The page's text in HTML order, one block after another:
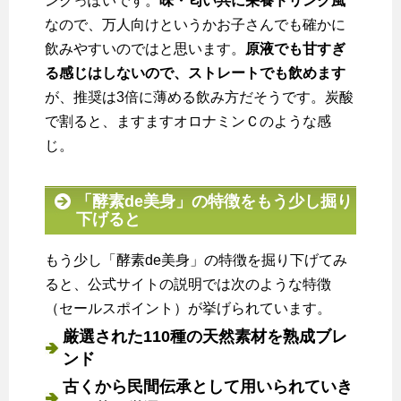
なので、万人向けというかお子さんでも確かに
飲みやすいのではと思います。
原液でも甘すぎ
る感じはしないので、ストレートでも飲めます
が、推奨は3倍に薄める飲み方だそうです。炭酸
で割ると、ますますオロナミンＣのような感
じ。
「酵素de美身」の特徴をもう少し掘り
下げると
もう少し「酵素de美身」の特徴を掘り下げてみ
ると、公式サイトの説明では次のような特徴
（セールスポイント）が挙げられています。
厳選された110種の天然素材を熟成ブレ
ンド
古くから民間伝承として用いられていき